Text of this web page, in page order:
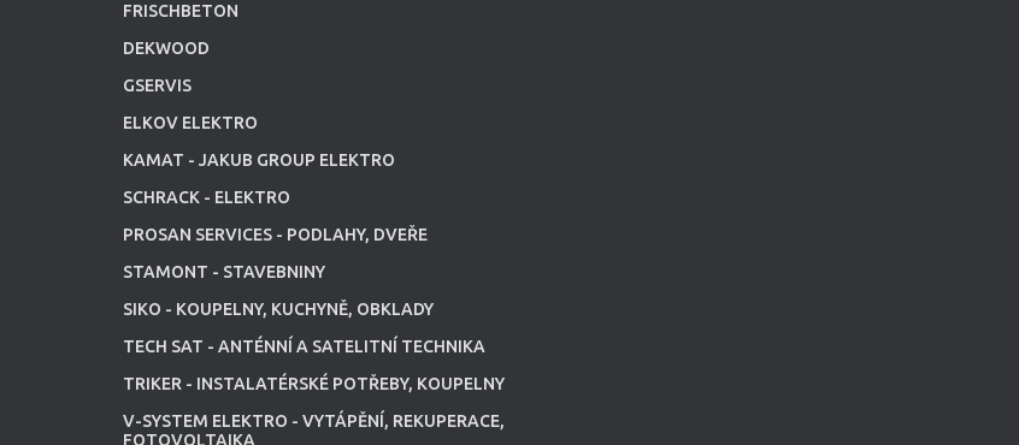
FRISCHBETON
DEKWOOD
GSERVIS
ELKOV ELEKTRO
KAMAT - JAKUB GROUP ELEKTRO
SCHRACK - ELEKTRO
PROSAN SERVICES - PODLAHY, DVEŘE
STAMONT - STAVEBNINY
SIKO - KOUPELNY, KUCHYNĚ, OBKLADY
TECH SAT - ANTÉNNÍ A SATELITNÍ TECHNIKA
TRIKER - INSTALATÉRSKÉ POTŘEBY, KOUPELNY
V-SYSTEM ELEKTRO - VYTÁPĚNÍ, REKUPERACE,
FOTOVOLTAIKA